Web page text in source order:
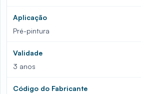
Aplicação
Pré-pintura
Validade
3 anos
Código do Fabricante